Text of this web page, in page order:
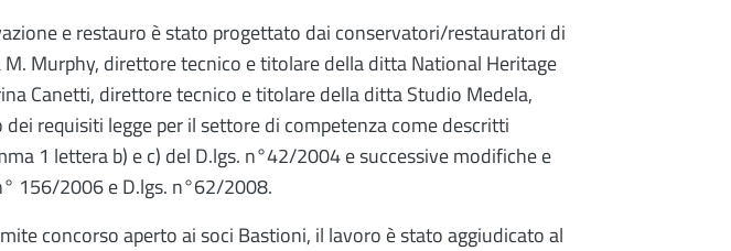
e restauro è stato progettato dai conservatori/restauratori di
Murphy, direttore tecnico e titolare della ditta National Heritage
Canetti, direttore tecnico e titolare della ditta Studio Medela,
requisiti legge per il settore di competenza come descritti
1 lettera b) e c) del D.lgs. n°42/2004 e successive modifiche e
156/2006 e D.lgs. n°62/2008.
concorso aperto ai soci Bastioni, il lavoro è stato aggiudicato al